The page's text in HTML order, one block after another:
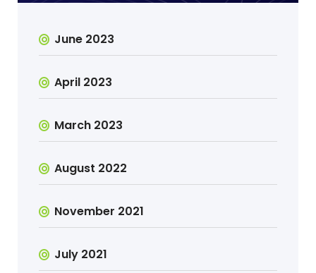
June 2023
April 2023
March 2023
August 2022
November 2021
July 2021